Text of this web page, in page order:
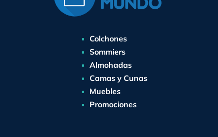
Colchones
Sommiers
Almohadas
Camas y Cunas
Muebles
Promociones